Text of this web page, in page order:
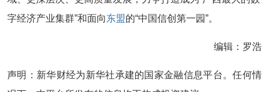
字经济产业集群”和面向东盟的“中国信创第一园”。
编辑：罗浩
声明：新华财经为新华社承建的国家金融信息平台。任何情